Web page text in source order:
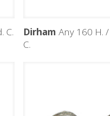
C. Dirham Any 160 H.
C.